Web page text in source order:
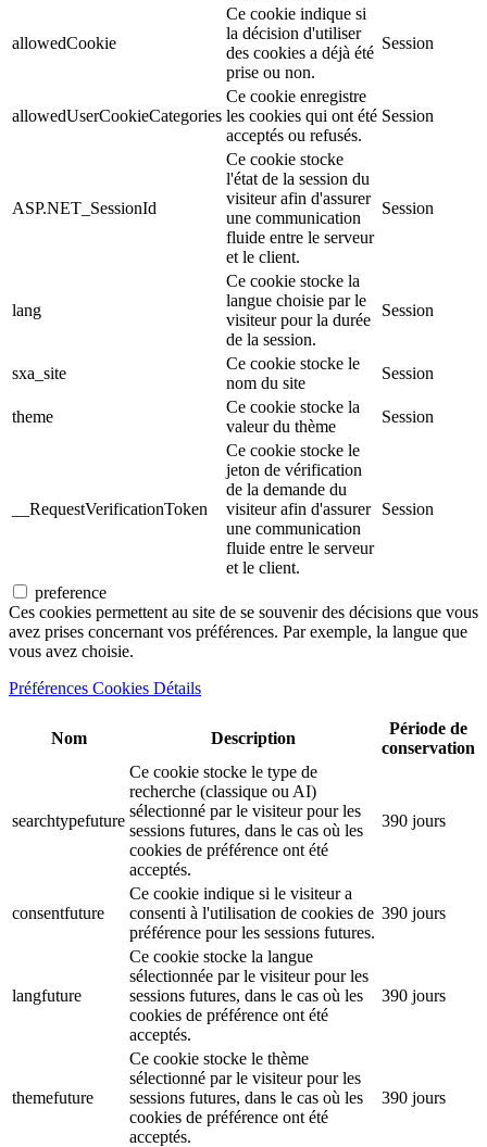
allowedCookie
Ce cookie indique si
la décision d'utiliser
des cookies a déjà été
prise ou non.
Session
allowedUserCookieCategories
Ce cookie enregistre
les cookies qui ont été
acceptés ou refusés.
Session
ASP.NET_SessionId
Ce cookie stocke
l'état de la session du
visiteur afin d'assurer
une communication
fluide entre le serveur
et le client.
Session
lang
Ce cookie stocke la
langue choisie par le
visiteur pour la durée
de la session.
Session
sxa_site
Ce cookie stocke le
nom du site
Session
theme
Ce cookie stocke la
valeur du thème
Session
__RequestVerificationToken
Ce cookie stocke le
jeton de vérification
de la demande du
visiteur afin d'assurer
une communication
fluide entre le serveur
et le client.
Session
preference
Ces cookies permettent au site de se souvenir des décisions que vous
avez prises concernant vos préférences. Par exemple, la langue que
vous avez choisie.
Préférences Cookies Détails
Nom Description
Période de
conservation
searchtypefuture
Ce cookie stocke le type de
recherche (classique ou AI)
sélectionné par le visiteur pour les
sessions futures, dans le cas où les
cookies de préférence ont été
acceptés.
390 jours
consentfuture
Ce cookie indique si le visiteur a
consenti à l'utilisation de cookies de
préférence pour les sessions futures.
390 jours
langfuture
Ce cookie stocke la langue
sélectionnée par le visiteur pour les
sessions futures, dans le cas où les
cookies de préférence ont été
acceptés.
390 jours
themefuture
Ce cookie stocke le thème
sélectionné par le visiteur pour les
sessions futures, dans le cas où les
cookies de préférence ont été
acceptés.
390 jours